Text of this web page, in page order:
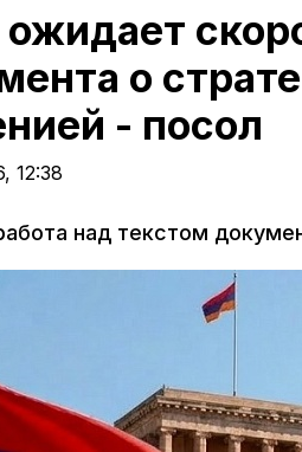
о
- посол
12:38
над текстом